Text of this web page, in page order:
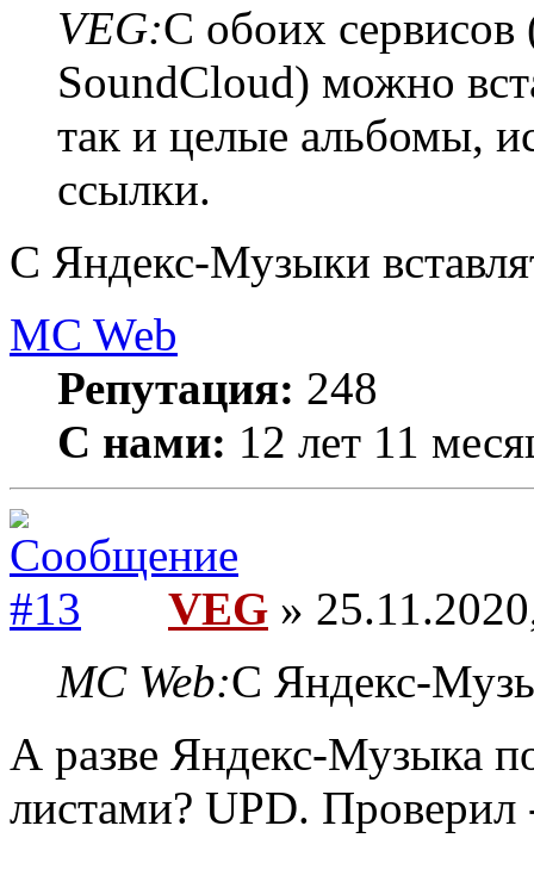
VEG:С обоих
SoundCloud) можно
так и целые альбомы,
ссылки.
С Яндекс-Музыки
MC Web
Репутация: 248
С нами: 12 лет 11
VEG »
MC Web:С Яндекс-
А разве Яндекс-Музыка
листами? UPD.